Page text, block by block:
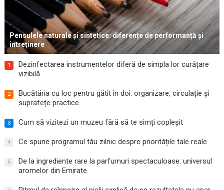
Pensulele naturale și sintetice: diferențe de performanță și
întreținere
1
Dezinfectarea instrumentelor diferă de simpla lor curățare
vizibilă
2
Bucătăria cu loc pentru gătit în doi: organizare, circulație și
suprafețe practice
3 Cum să vizitezi un muzeu fără să te simți copleșit
4 Ce spune programul tău zilnic despre prioritățile tale reale
5
De la ingrediente rare la parfumuri spectaculoase: universul
aromelor din Emirate